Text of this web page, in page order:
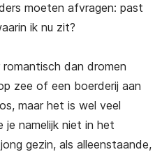
moeten afvragen: past
ik nu zit?
dan dromen
zee of een boerderij aan
maar het is wel veel
je namelijk niet in het
gezin, als alleenstaande,